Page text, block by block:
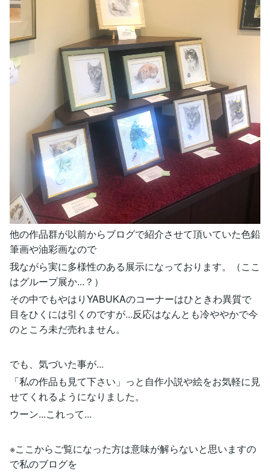
他の作品群が以前からブログで紹介させて頂いていた色鉛
筆画や油彩画なので
我ながら実に多様性のある展示になっております。（ここ
はグループ展か...？）
その中でもやはりYABUKAのコーナーはひときわ異質で
目をひくには引くのですが...反応はなんとも冷ややかで今
のところ未だ売れません。
でも、気づいた事が...
「私の作品も見て下さい」っと自作小説や絵をお気軽に見
せてくれるようになりました。
ウーン...これって...
※ここからご覧になった方は意味が解らないと思いますの
で私のブログを